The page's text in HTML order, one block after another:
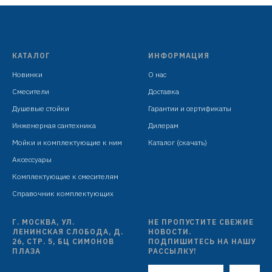
КАТАЛОГ
Новинки
Смесители
Душевые стойки
Инженерная сантехника
Мойки и комплектующие к ним
Аксессуары
Комплектующие к смесителям
Справочник комплектующих
ИНФОРМАЦИЯ
О нас
Доставка
Гарантии и сертификаты
Дилерам
Каталог (скачать)
Г. МОСКВА, УЛ.
ЛЕНИНСКАЯ СЛОБОДА, Д.
26, СТР. 5, БЦ СИМОНОВ
ПЛАЗА
НЕ ПРОПУСТИТЕ СВЕЖИЕ
НОВОСТИ.
ПОДПИШИТЕСЬ НА НАШУ
РАССЫЛКУ!